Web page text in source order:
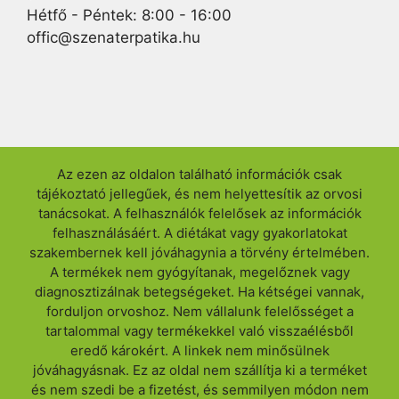
Hétfő - Péntek: 8:00 - 16:00
offic@szenaterpatika.hu
Az ezen az oldalon található információk csak
tájékoztató jellegűek, és nem helyettesítik az orvosi
tanácsokat. A felhasználók felelősek az információk
felhasználásáért. A diétákat vagy gyakorlatokat
szakembernek kell jóváhagynia a törvény értelmében.
A termékek nem gyógyítanak, megelőznek vagy
diagnosztizálnak betegségeket. Ha kétségei vannak,
forduljon orvoshoz. Nem vállalunk felelősséget a
tartalommal vagy termékekkel való visszaélésből
eredő károkért. A linkek nem minősülnek
jóváhagyásnak. Ez az oldal nem szállítja ki a terméket
és nem szedi be a fizetést, és semmilyen módon nem